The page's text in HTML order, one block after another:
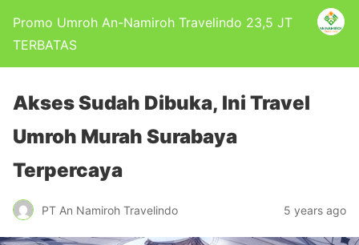
Promo Umroh An-Namiroh Travelindo 23,5 JT
TERBATAS
Akses Sudah Dibuka, Ini Travel
Umroh Murah Surabaya
Terpercaya
PT An Namiroh Travelindo 5 years ago